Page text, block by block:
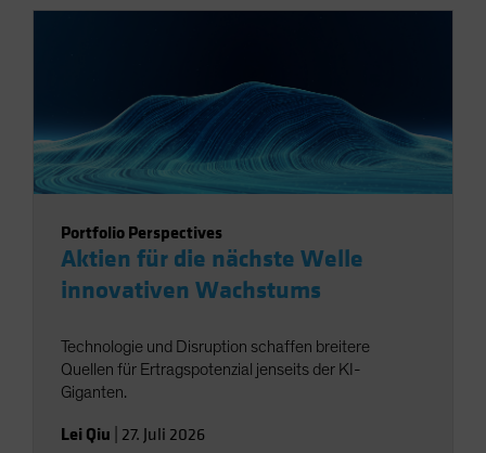
Portfolio Perspectives
Aktien für die nächste Welle
innovativen Wachstums
Technologie und Disruption schaffen breitere
Quellen für Ertragspotenzial jenseits der KI-
Giganten.
Lei Qiu 27. Juli 2026